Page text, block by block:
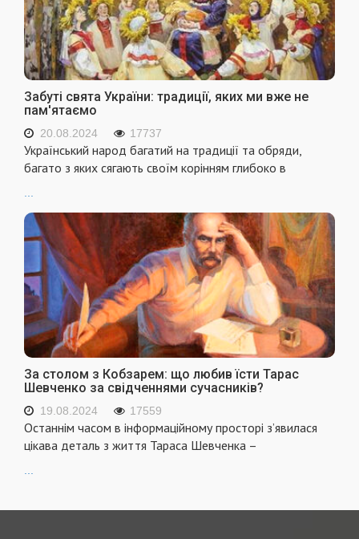
Забуті свята України: традиції, яких ми вже не
пам'ятаємо
20.08.2024 17737
Український народ багатий на традиції та обряди,
багато з яких сягають своїм корінням глибоко в
...
За столом з Кобзарем: що любив їсти Тарас
Шевченко за свідченнями сучасників?
19.08.2024 17559
Останнім часом в інформаційному просторі з’явилася
цікава деталь з життя Тараса Шевченка –